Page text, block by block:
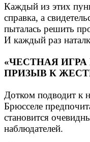
Каждый из этих
справка, а
пыталась решить
И каждый раз
«ЧЕСТНАЯ ИГРА
ПРИЗЫВ К
Дотком подводит к
Брюсселе
становится
наблюдателей.